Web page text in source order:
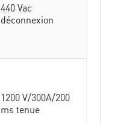
440 Vac
déconnexion
1200 V/300A/200
ms tenue